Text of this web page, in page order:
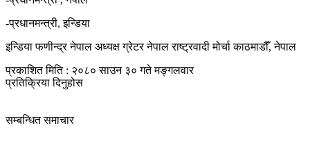
-प्रधानमन्त्री, इन्डिया
इन्डिया फणीन्द्र नेपाल अध्यक्ष ग्रेटर नेपाल राष्ट्रवादी मोर्चा काठमाडौँ, नेपाल
प्रकाशित मिति : २०८० साउन ३० गते मङ्गलवार
प्रतिक्रिया दिनुहोस
सम्बन्धित समाचार